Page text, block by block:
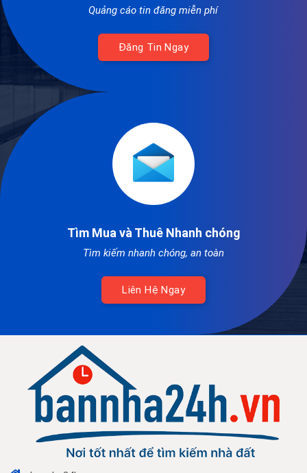
Quảng cáo tin đăng miễn phí
Đăng Tin Ngay
Tìm Mua và Thuê Nhanh chóng
Tìm kiếm nhanh chóng, an toàn
Liên Hệ Ngay